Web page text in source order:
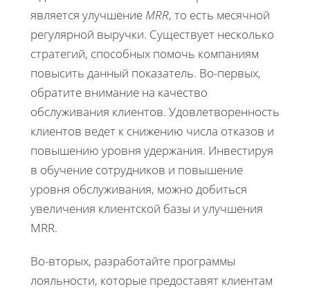
является улучшение MRR, то есть месячной
регулярной выручки. Существует несколько
стратегий, способных помочь компаниям
повысить данный показатель. Во-первых,
обратите внимание на качество
обслуживания клиентов. Удовлетворенность
клиентов ведет к снижению числа отказов и
повышению уровня удержания. Инвестируя
в обучение сотрудников и повышение
уровня обслуживания, можно добиться
увеличения клиентской базы и улучшения
MRR.
Во-вторых, разработайте программы
лояльности, которые предоставят клиентам